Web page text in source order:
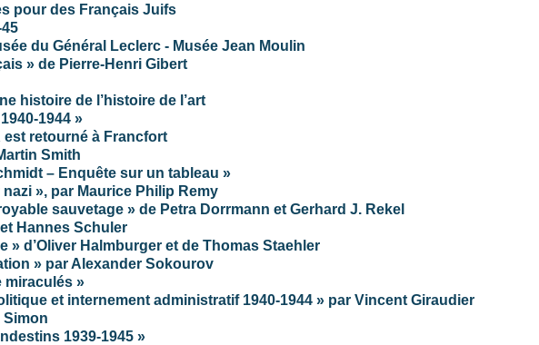
pour des Français Juifs
du Général Leclerc - Musée Jean Moulin
» de Pierre-Henri Gibert
histoire de l’histoire de l’art
1944 »
est retourné à Francfort
Smith
– Enquête sur un tableau »
», par Maurice Philip Remy
sauvetage » de Petra Dorrmann et Gerhard J. Rekel
Hannes Schuler
» d’Oliver Halmburger et de Thomas Staehler
» par Alexander Sokourov
miraculés »
et internement administratif 1940-1944 » par Vincent Giraudier
Simon
1939-1945 »